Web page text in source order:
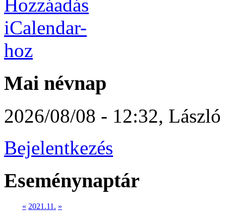
Mai névnap
2026/08/08 - 12:32, László
Bejelentkezés
Eseménynaptár
« 2021.11. »